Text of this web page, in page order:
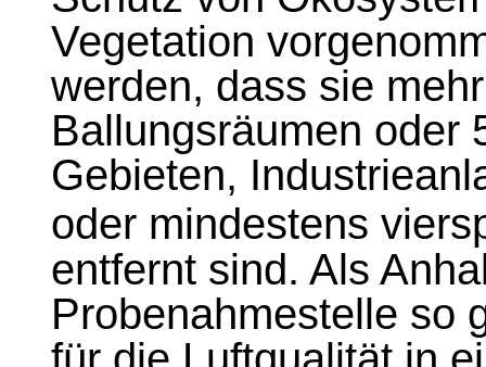
Vegetation
werden, dass sie
Ballungsräumen oder
Gebieten,
oder mindestens
entfernt sind. Als
Probenahmestelle so